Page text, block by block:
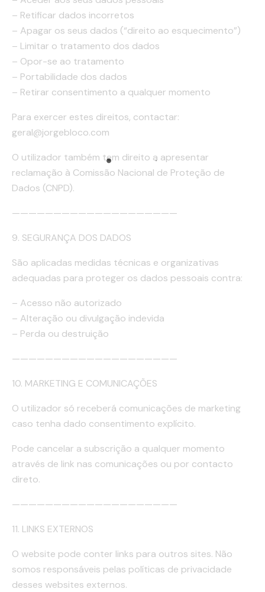
– Retificar dados incorretos
– Apagar os seus dados (“direito ao esquecimento”)
– Limitar o tratamento dos dados
– Opor-se ao tratamento
– Portabilidade dos dados
– Retirar consentimento a qualquer momento
Para exercer estes direitos, contactar:
geral@jorgebloco.com
O utilizador também tem direito a apresentar
reclamação à Comissão Nacional de Proteção de
Dados (CNPD).
————————————————————
9. SEGURANÇA DOS DADOS
São aplicadas medidas técnicas e organizativas
adequadas para proteger os dados pessoais contra:
– Acesso não autorizado
– Alteração ou divulgação indevida
– Perda ou destruição
————————————————————
10. MARKETING E COMUNICAÇÕES
O utilizador só receberá comunicações de marketing
caso tenha dado consentimento explícito.
Pode cancelar a subscrição a qualquer momento
através de link nas comunicações ou por contacto
direto.
————————————————————
11. LINKS EXTERNOS
O website pode conter links para outros sites. Não
somos responsáveis pelas políticas de privacidade
desses websites externos.